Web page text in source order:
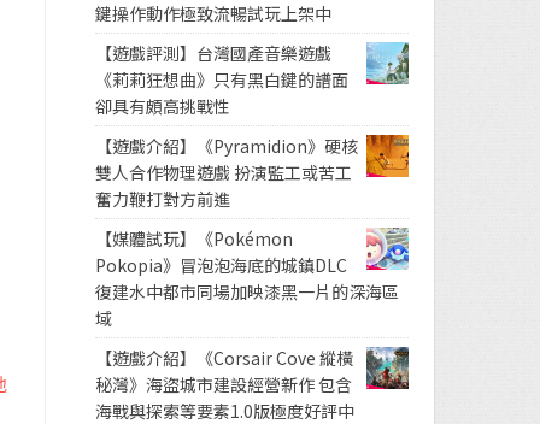
鍵操作動作極致流暢試玩上架中
【遊戲評測】台灣國產音樂遊戲
《莉莉狂想曲》只有黑白鍵的譜面
卻具有頗高挑戰性
【遊戲介紹】《Pyramidion》硬核
雙人合作物理遊戲 扮演監工或苦工
奮力鞭打對方前進
【媒體試玩】《Pokémon
Pokopia》冒泡泡海底的城鎮DLC
復建水中都市同場加映漆黑一片的深海區
域
【遊戲介紹】《Corsair Cove 縱橫
秘灣》海盜城市建設經營新作 包含
海戰與探索等要素1.0版極度好評中